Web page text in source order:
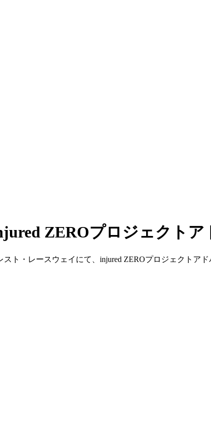
ZEROプロジェクト
ト・レースウェイにて、injured ZEROプロジェクトア